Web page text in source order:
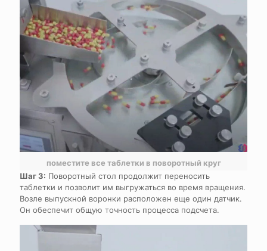
поместите все таблетки в поворотный круг
Шаг 3: Поворотный стол продолжит переносить
таблетки и позволит им выгружаться во время вращения.
Возле выпускной воронки расположен еще один датчик.
Он обеспечит общую точность процесса подсчета.